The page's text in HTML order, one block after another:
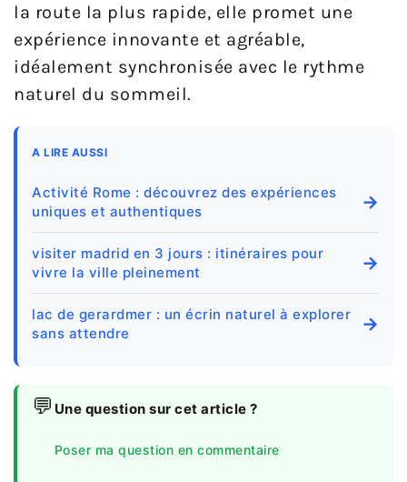
la route la plus rapide, elle promet une
expérience innovante et agréable,
idéalement synchronisée avec le rythme
naturel du sommeil.
A LIRE AUSSI
Activité Rome : découvrez des expériences
uniques et authentiques
→
visiter madrid en 3 jours : itinéraires pour
vivre la ville pleinement
→
lac de gerardmer : un écrin naturel à explorer
sans attendre
→
💬 Une question sur cet article ?
Poser ma question en commentaire